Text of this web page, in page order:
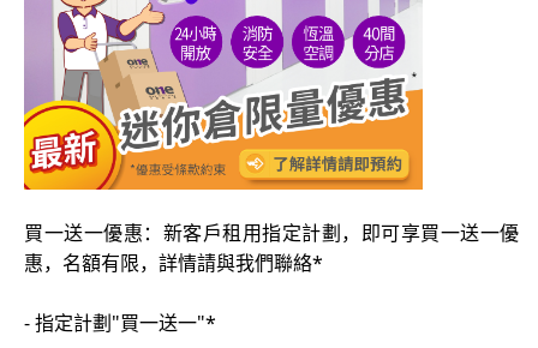
買一送一優惠：新客戶租用指定計劃，即可享買一送一優
惠，名額有限，詳情請與我們聯絡*
- 指定計劃"買一送一"*